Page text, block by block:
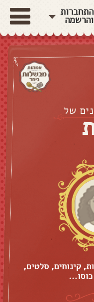
התחברות
והרשמה
של
קינוחים, סלטים,